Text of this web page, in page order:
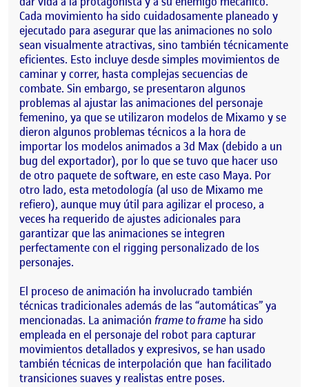
Cada movimiento ha sido cuidadosamente planeado y
ejecutado para asegurar que las animaciones no solo
sean visualmente atractivas, sino también técnicamente
eficientes. Esto incluye desde simples movimientos de
caminar y correr, hasta complejas secuencias de
combate. Sin embargo, se presentaron algunos
problemas al ajustar las animaciones del personaje
femenino, ya que se utilizaron modelos de Mixamo y se
dieron algunos problemas técnicos a la hora de
importar los modelos animados a 3d Max (debido a un
bug del exportador), por lo que se tuvo que hacer uso
de otro paquete de software, en este caso Maya. Por
otro lado, esta metodología (al uso de Mixamo me
refiero), aunque muy útil para agilizar el proceso, a
veces ha requerido de ajustes adicionales para
garantizar que las animaciones se integren
perfectamente con el rigging personalizado de los
personajes.
El proceso de animación ha involucrado también
técnicas tradicionales además de las “automáticas” ya
mencionadas. La animación frame to frame ha sido
empleada en el personaje del robot para capturar
movimientos detallados y expresivos, se han usado
también técnicas de interpolación que han facilitado
transiciones suaves y realistas entre poses.